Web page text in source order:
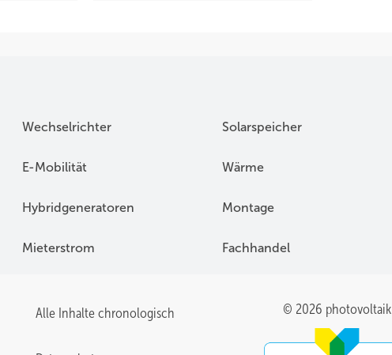
Wechselrichter Solarspeicher
E-Mobilität Wärme
Hybridgeneratoren Montage
Mieterstrom Fachhandel
Alle Inhalte chronologisch © 2026 photovoltaik